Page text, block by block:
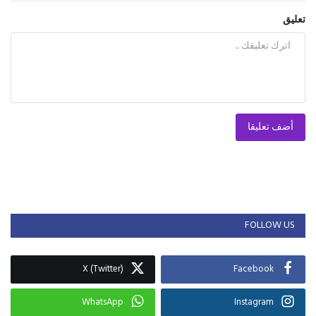
تعليق
أضف تعليقا
FOLLOW US
Facebook
X (Twitter)
Instagram
WhatsApp